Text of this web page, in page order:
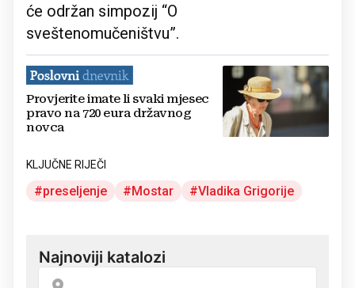
će održan simpozij “O
sveštenomučeništvu”.
Provjerite imate li svaki mjesec
pravo na 720 eura državnog
novca
KLJUČNE RIJEČI
preseljenje Mostar Vladika Grigorije